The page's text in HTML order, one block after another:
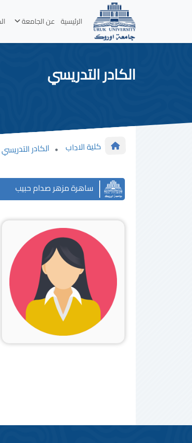
الرئيسية عن الجامعة
الكادر التدريسي
كلية الاداب الكادر التدريسي
ساهرة مزهر صدام حبيب